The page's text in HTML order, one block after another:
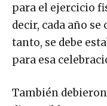
para el ejercicio
decir, cada año
tanto, se debe
para esa
También